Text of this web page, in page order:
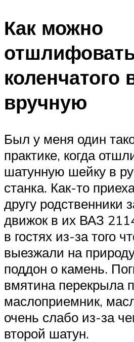
Как можно
коленчатого
вручную
Был у меня один
практике, когда
шатунную шейку в
станка. Как-то
другу родственники
движок в их ВАЗ
в гостях из-за того
выезжали на
поддон о камень.
вмятина перекрыла
маслоприемник,
очень слабо из-за
второй шатун.